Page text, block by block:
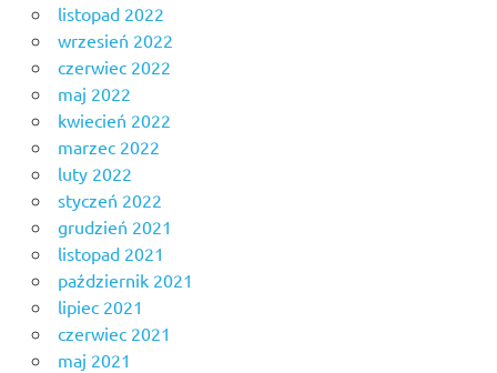
listopad 2022
wrzesień 2022
czerwiec 2022
maj 2022
kwiecień 2022
marzec 2022
luty 2022
styczeń 2022
grudzień 2021
listopad 2021
październik 2021
lipiec 2021
czerwiec 2021
maj 2021